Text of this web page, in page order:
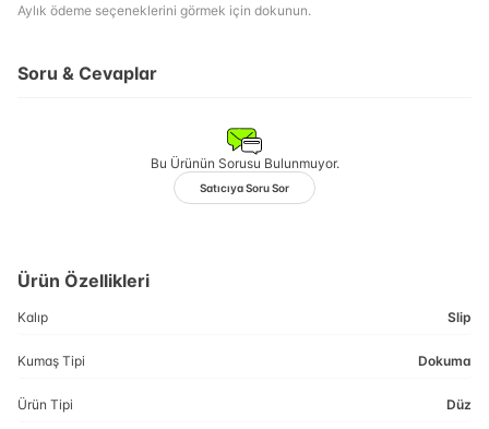
Aylık ödeme seçeneklerini görmek için dokunun.
Soru & Cevaplar
Bu Ürünün Sorusu Bulunmuyor.
Satıcıya Soru Sor
Ürün Özellikleri
Kalıp Slip
Kumaş Tipi Dokuma
Ürün Tipi Düz